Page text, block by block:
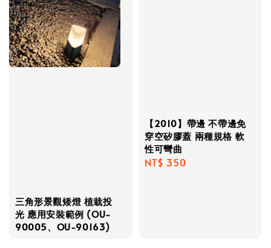
三角形景觀矮燈 植栽投
光 應用安裝範例 (OU-
90005、OU-90163)
【2010】帶邊 不帶邊免
穿空矽膠蓋 兩種規格 軟
性可彎曲
Regular
NT$ 350